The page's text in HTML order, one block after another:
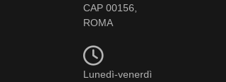
CAP 00156,
ROMA
Lunedì-venerdì